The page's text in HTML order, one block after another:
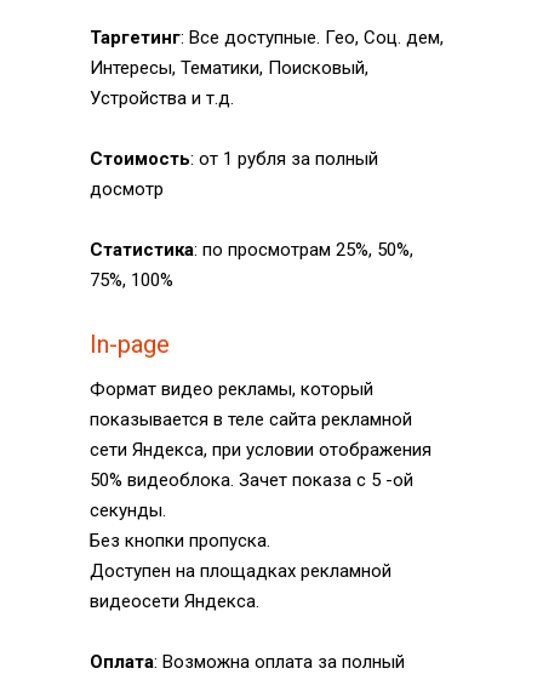
Таргетинг: Все доступные. Гео, Соц. дем,
Интересы, Тематики, Поисковый,
Устройства и т.д.
Стоимость: от 1 рубля за полный
досмотр
Статистика: по просмотрам 25%, 50%,
75%, 100%
In-page
Формат видео рекламы, который
показывается в теле сайта рекламной
сети Яндекса, при условии отображения
50% видеоблока. Зачет показа с 5 -ой
секунды.
Без кнопки пропуска.
Доступен на площадках рекламной
видеосети Яндекса.
Оплата: Возможна оплата за полный
Об агентстве
Стать партнером
Отзывы
Консультация